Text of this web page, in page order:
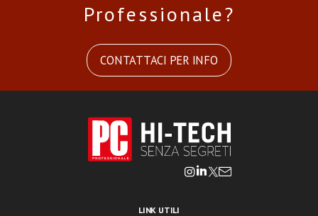
Professionale?
CONTATTACI PER INFO
LINK UTILI